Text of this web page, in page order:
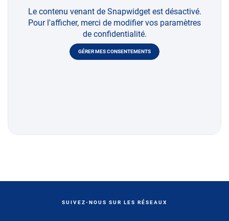
Le contenu venant de Snapwidget est désactivé.
Pour l'afficher, merci de modifier vos paramètres
de confidentialité.
GÉRER MES CONSENTEMENTS
SUIVEZ-NOUS SUR LES RÉSEAUX